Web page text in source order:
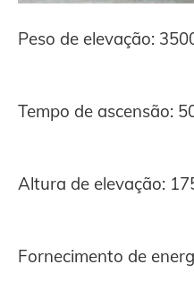
Peso de elevação:
Tempo de ascensão:
Altura de elevação:
Fornecimento de